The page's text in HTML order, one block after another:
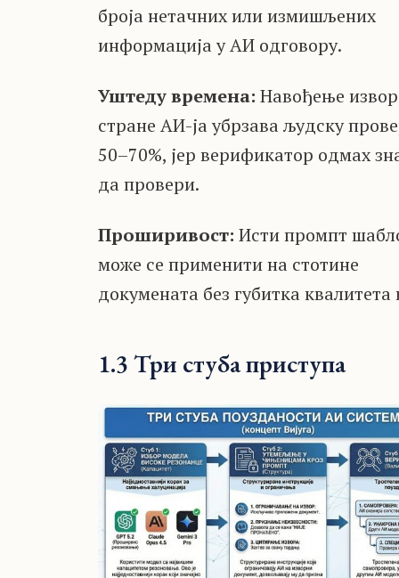
броја нетачних или измишљених
информација у АИ одговору.
Уштеду времена:Навођење
стране АИ-ја убрзава људску
50–70%, јер верификатор одмах
да провери.
Проширивост:Исти промпт
може се применити на стотине
докумената без губитка квалитета
1.3 Три стуба приступа